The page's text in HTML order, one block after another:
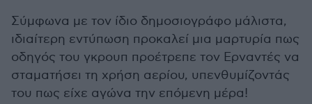
Σύμφωνα με τον ίδιο δημοσιογράφο μάλιστα,
ιδιαίτερη εντύπωση προκαλεί μια μαρτυρία πως
οδηγός του γκρουπ προέτρεπε τον Ερναντές να
σταματήσει τη χρήση αερίου, υπενθυμίζοντάς
του πως είχε αγώνα την επόμενη μέρα!